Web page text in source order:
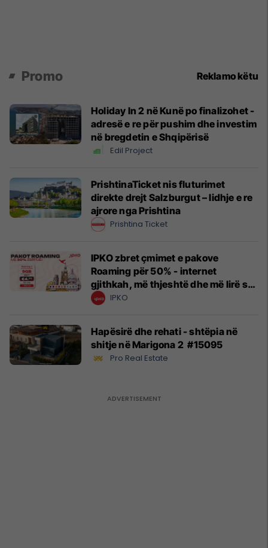
Promo Reklamo këtu
Holiday In 2 në Kunë po finalizohet -
adresë e re për pushim dhe investim
në bregdetin e Shqipërisë
Edil Project
PrishtinaTicket nis fluturimet
direkte drejt Salzburgut – lidhje e re
ajrore nga Prishtina
Prishtina Ticket
IPKO zbret çmimet e pakove
Roaming për 50% - internet
gjithkah, më thjeshtë dhe më lirë se
kurrë!IPKO
Hapësirë dhe rehati - shtëpia në
shitje në Marigona 2 #15095
Pro Real Estate